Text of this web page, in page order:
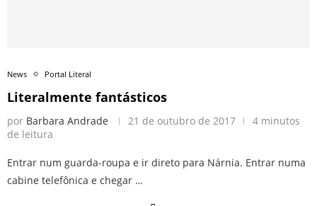
News Portal Literal
Literalmente fantásticos
por Barbara Andrade 21 de outubro de 2017
4 minutos
de leitura
Entrar num guarda-roupa e ir direto para Nárnia. Entrar numa
cabine telefônica e chegar …